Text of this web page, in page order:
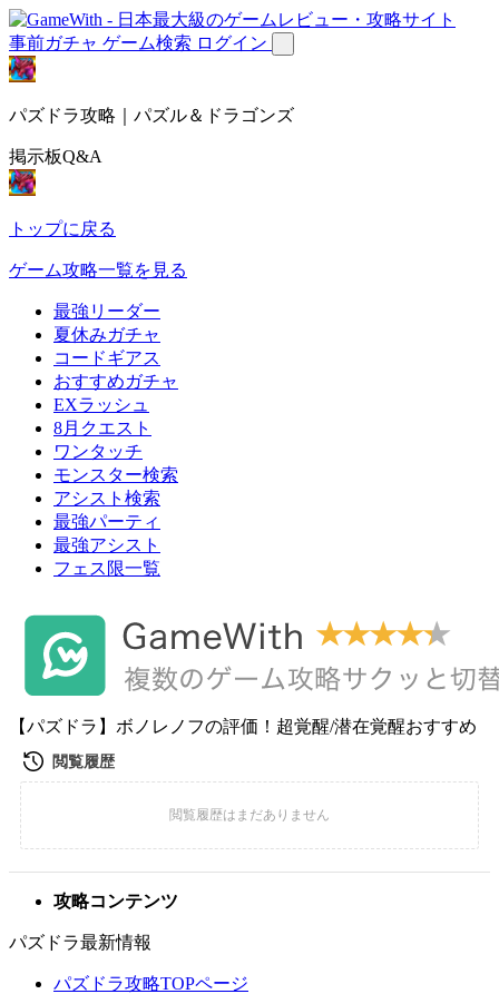
事前ガチャ ゲーム検索 ログイン
パズドラ攻略｜パズル＆ドラゴンズ
掲示板Q&A
トップに戻る
ゲーム攻略一覧を見る
最強リーダー
夏休みガチャ
コードギアス
おすすめガチャ
EXラッシュ
8月クエスト
ワンタッチ
モンスター検索
アシスト検索
最強パーティ
最強アシスト
フェス限一覧
【パズドラ】ボノレノフの評価！超覚醒/潜在覚醒おすすめ
攻略コンテンツ
パズドラ最新情報
パズドラ攻略TOPページ